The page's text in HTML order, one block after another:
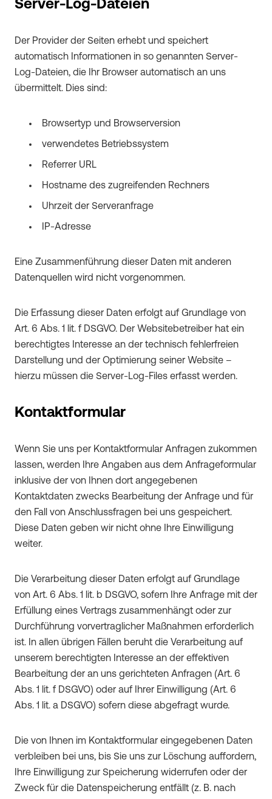
Server-Log-Dateien
Der Provider der Seiten erhebt und speichert
automatisch Informationen in so genannten Server-
Log-Dateien, die Ihr Browser automatisch an uns
übermittelt. Dies sind:
Browsertyp und Browserversion
verwendetes Betriebssystem
Referrer URL
Hostname des zugreifenden Rechners
Uhrzeit der Serveranfrage
IP-Adresse
Eine Zusammenführung dieser Daten mit anderen
Datenquellen wird nicht vorgenommen.
Die Erfassung dieser Daten erfolgt auf Grundlage von
Art. 6 Abs. 1 lit. f DSGVO. Der Websitebetreiber hat ein
berechtigtes Interesse an der technisch fehlerfreien
Darstellung und der Optimierung seiner Website –
hierzu müssen die Server-Log-Files erfasst werden.
Kontaktformular
Wenn Sie uns per Kontaktformular Anfragen zukommen
lassen, werden Ihre Angaben aus dem Anfrageformular
inklusive der von Ihnen dort angegebenen
Kontaktdaten zwecks Bearbeitung der Anfrage und für
den Fall von Anschlussfragen bei uns gespeichert.
Diese Daten geben wir nicht ohne Ihre Einwilligung
weiter.
Die Verarbeitung dieser Daten erfolgt auf Grundlage
von Art. 6 Abs. 1 lit. b DSGVO, sofern Ihre Anfrage mit der
Erfüllung eines Vertrags zusammenhängt oder zur
Durchführung vorvertraglicher Maßnahmen erforderlich
ist. In allen übrigen Fällen beruht die Verarbeitung auf
unserem berechtigten Interesse an der effektiven
Bearbeitung der an uns gerichteten Anfragen (Art. 6
Abs. 1 lit. f DSGVO) oder auf Ihrer Einwilligung (Art. 6
Abs. 1 lit. a DSGVO) sofern diese abgefragt wurde.
Die von Ihnen im Kontaktformular eingegebenen Daten
verbleiben bei uns, bis Sie uns zur Löschung auffordern,
Ihre Einwilligung zur Speicherung widerrufen oder der
Zweck für die Datenspeicherung entfällt (z. B. nach